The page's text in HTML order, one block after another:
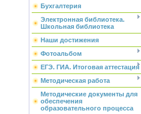
Бухгалтерия
Электронная библиотека.
Школьная библиотека
Наши достижения
Фотоальбом
ЕГЭ. ГИА. Итоговая аттестация
Методическая работа
Методические документы для
обеспечения
образовательного процесса